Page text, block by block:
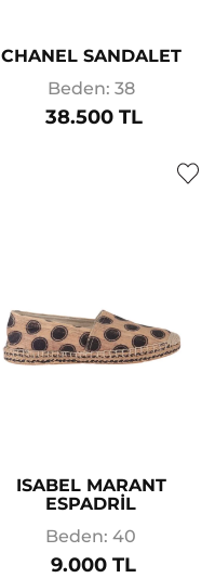
CHANEL SANDALET
Beden: 38
38.500 TL
ISABEL MARANT
ESPADRİL
Beden: 40
9.000 TL